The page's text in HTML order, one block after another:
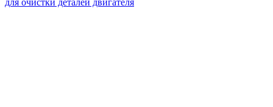
для очистки деталей двигателя